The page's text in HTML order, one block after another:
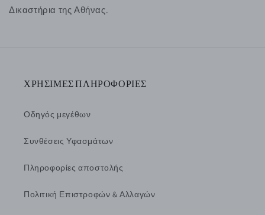
Δικαστήρια της Αθήνας.
ΧΡΗΣΙΜΕΣ ΠΛΗΡΟΦΟΡΙΕΣ
Οδηγός μεγέθων
Συνθέσεις Υφασμάτων
Πληροφορίες αποστολής
Πολιτική Επιστροφών & Αλλαγών